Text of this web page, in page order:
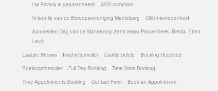
Uw Privacy is gegarandeerd – AVG compliant
Ik ben lid van de Beroepsvereniging Mantelzorg
Cliënt-tevredenheid
Aanmelden Dag van de Mantelzorg 2019 (regio Prinsenbeek- Breda- Etten
Leur)
Laatste Nieuws
Inschrijfformulier Cookie beleid
Booking Received
Boekingsformulier
Full Day Booking
Time Slots Booking
Time Appointments Booking
Contact Form Book an Appointment